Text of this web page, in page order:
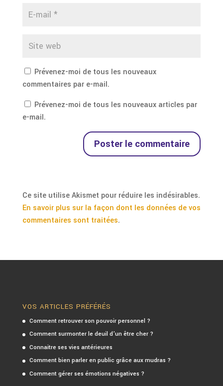
Prévenez-moi de tous les nouveaux
commentaires par e-mail.
Prévenez-moi de tous les nouveaux articles par
e-mail.
Ce site utilise Akismet pour réduire les indésirables.
En savoir plus sur la façon dont les données de vos
commentaires sont traitées.
VOS ARTICLES PRÉFÉRÉS
Comment retrouver son pouvoir personnel ?
Comment surmonter le deuil d’un être cher ?
Connaitre ses vies antérieures
Comment bien parler en public grâce aux mudras ?
Comment gérer ses émotions négatives ?